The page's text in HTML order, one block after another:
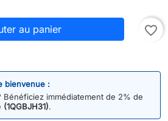
au panier favorite_border
bienvenue :
Bénéficiez immédiatement de 2% de
(1QGBJH31).